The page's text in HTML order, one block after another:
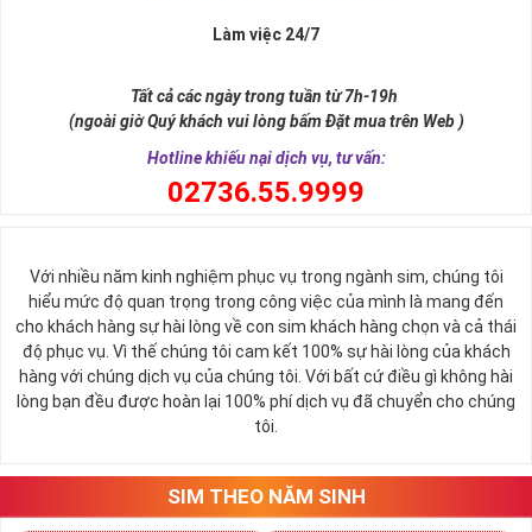
tài lộc, may mắn cho chủ sở hữu. Thật vậy, số 5 đứng giữa dãy số
tự nhiên, nó tượng trưng cho ngũ hành (Kim – Mộc – Thủy – Hỏa –
), đạo quân tử có (Nhân - Nghĩa - Lễ - Trí – Tín), trong cuộc sống
Phúc, Lộc, Thọ, Khang, Ninh). Đó là 5 yếu tố cho cuộc
sống sự hòa hợp, yên ổn, an lành. Cũng bởi vậy, các chuyên gia
nhanh chóng thành công, tiến tới những vị trí cao nhất.
Làm việc 24/7
Tất cả các ngày trong tuần từ 7h-19h
(ngoài giờ Quý khách vui lòng bấm Đặt mua trên Web )
Hotline khiếu nại dịch vụ, tư vấn:
02736.55.9999
Với nhiều năm kinh nghiệm phục vụ trong ngành sim, chúng tôi
hiểu mức độ quan trọng trong công việc của mình là mang đến
cho khách hàng sự hài lòng về con sim khách hàng chọn và cả thái
lòng bạn đều được hoàn lại 100% phí dịch vụ đã chuyển cho chúng
tôi.